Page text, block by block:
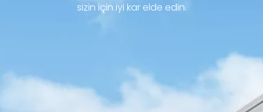
sizin için iyi kar elde edin.